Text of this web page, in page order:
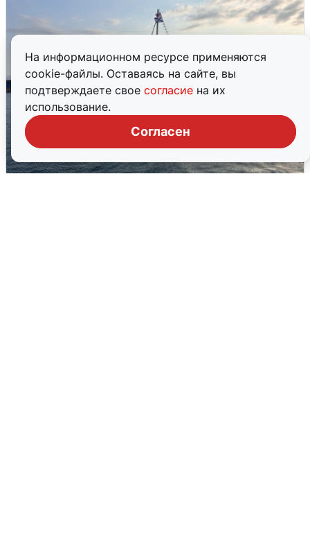
На информационном ресурсе применяются
cookie-файлы. Оставаясь на сайте, вы
подтверждаете свое согласие на их
использование.
Согласен